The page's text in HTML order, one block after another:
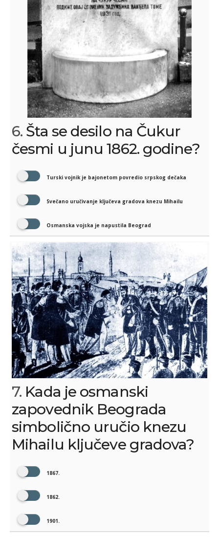
6. Šta se desilo na Čukur
česmi u junu 1862. godine?
Turski vojnik je bajonetom povredio srpskog dečaka
Svečano uručivanje ključeva gradova knezu Mihailu
Osmanska vojska je napustila Beograd
7. Kada je osmanski
zapovednik Beograda
simbolično uručio knezu
Mihailu ključeve gradova?
1867.
1862.
1901.